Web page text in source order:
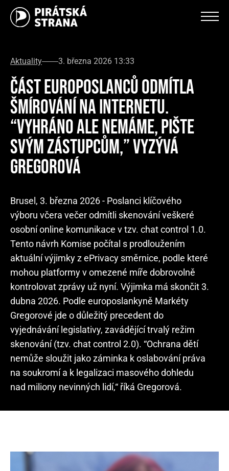
Aktuality 3. března 2026 13:33
ČÁST EUROPOSLANCŮ ODMÍTLA
ŠMÍROVÁNÍ NA INTERNETU.
“VYHRÁNO ALE NEMÁME, PIŠTE
SVÝM ZÁSTUPCŮM,” VYZÝVÁ
GREGOROVÁ
Brusel, 3. března 2026 - Poslanci klíčového
výboru včera večer odmítli skenování veškeré
osobní online komunikace v tzv. chat control 1.0.
Tento návrh Komise počítal s prodloužením
aktuální výjimky z ePrivacy směrnice, podle které
mohou platformy v omezené míře dobrovolně
kontrolovat zprávy už nyní. Výjimka má skončit 3.
dubna 2026. Podle europoslankyně Markéty
Gregorové jde o důležitý precedent do
vyjednávání legislativy, zavádějící trvalý režim
skenování (tzv. chat control 2.0). “Ochrana dětí
nemůže sloužit jako záminka k oslabování práva
na soukromí a k legalizaci masového dohledu
nad miliony nevinných lidí,“ říká Gregorová.